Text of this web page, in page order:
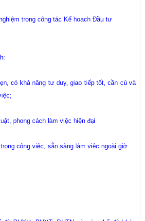
trong công tác Kế hoạch Đầu tư
có khả năng tư duy, giao tiếp tốt, cần cù và
phong cách làm việc hiện đại
công việc, sẵn sàng làm việc ngoài giờ